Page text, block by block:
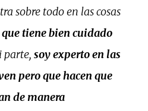
sobre todo en las cosas
que tiene bien cuidado
parte, soy experto en las
pero que hacen que
de manera